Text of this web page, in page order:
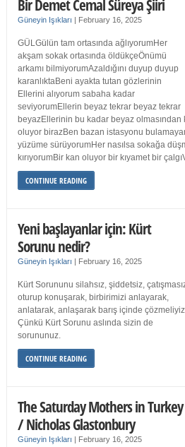
Bir Demet Cemal Süreya Şiiri
Güneyin Işıkları | February 16, 2025
GÜLGülün tam ortasında ağlıyorumHer
akşam sokak ortasında öldükçeÖnümü
arkamı bilmiyorumAzaldığını duyup duyup
karanlıktaBeni ayakta tutan gözlerinin
Ellerini alıyorum sabaha kadar
seviyorumEllerin beyaz tekrar beyaz tekrar
beyazEllerinin bu kadar beyaz
oluyor birazBen bazan istasyonu
yüzüme sürüyorumHer nasılsa sokağa
kırıyorumBir kan oluyor bir kıyamet bir
CONTINUE READING
Yeni başlayanlar için: Kürt
Sorunu nedir?
Güneyin Işıkları | February 16, 2025
Kürt Sorununu silahsız, şiddetsiz,
oturup konuşarak, birbirimizi anlayarak,
anlatarak, anlaşarak barış içinde
Çünkü Kürt Sorunu aslında sizin de
sorununuz.
CONTINUE READING
The Saturday Mothers in Turkey
/ Nicholas Glastonbury
Güneyin Işıkları | February 16, 2025